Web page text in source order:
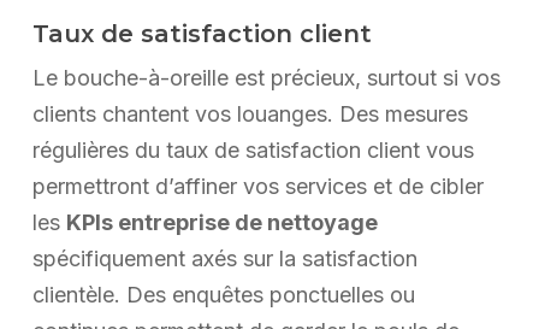
Taux de satisfaction client
Le bouche-à-oreille est précieux, surtout si vos
clients chantent vos louanges. Des mesures
régulières du taux de satisfaction client vous
permettront d’affiner vos services et de cibler
les KPIs entreprise de nettoyage
spécifiquement axés sur la satisfaction
clientèle. Des enquêtes ponctuelles ou